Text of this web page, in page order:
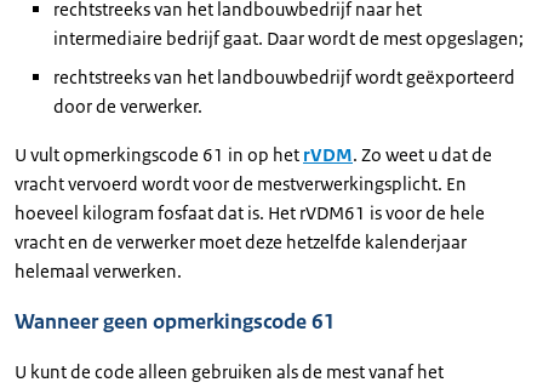
rechtstreeks van het landbouwbedrijf naar het
intermediaire bedrijf gaat. Daar wordt de mest opgeslagen;
rechtstreeks van het landbouwbedrijf wordt geëxporteerd
door de verwerker.
U vult opmerkingscode 61 in op het rVDM. Zo weet u dat de
vracht vervoerd wordt voor de mestverwerkingsplicht. En
hoeveel kilogram fosfaat dat is. Het rVDM61 is voor de hele
vracht en de verwerker moet deze hetzelfde kalenderjaar
helemaal verwerken.
Wanneer geen opmerkingscode 61
U kunt de code alleen gebruiken als de mest vanaf het